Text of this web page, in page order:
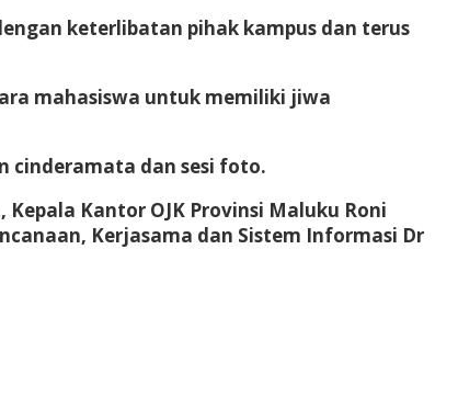
keterlibatan pihak kampus dan terus
mahasiswa untuk memiliki jiwa
cinderamata dan sesi foto.
Kantor OJK Provinsi Maluku Roni
Kerjasama dan Sistem Informasi Dr